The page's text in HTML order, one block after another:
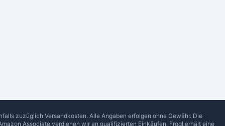
zuzüglich Versandkosten. Alle Angaben erfolgen ohne Gewähr. Die
Associate verdienen wir an qualifizierten Einkäufen. Frogl erhält eine